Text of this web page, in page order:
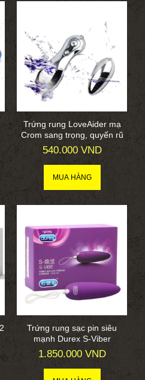
Trứng rung LoveAider mạ
Crom sang trọng, quyến rũ
540.000 VND
Trứng rung sạc pin siêu
mạnh Durex S-Viber
1.850.000 VND